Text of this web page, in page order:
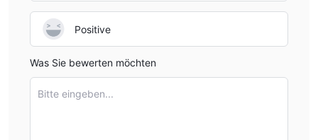
Positive
Was Sie bewerten möchten
Bitte eingeben...